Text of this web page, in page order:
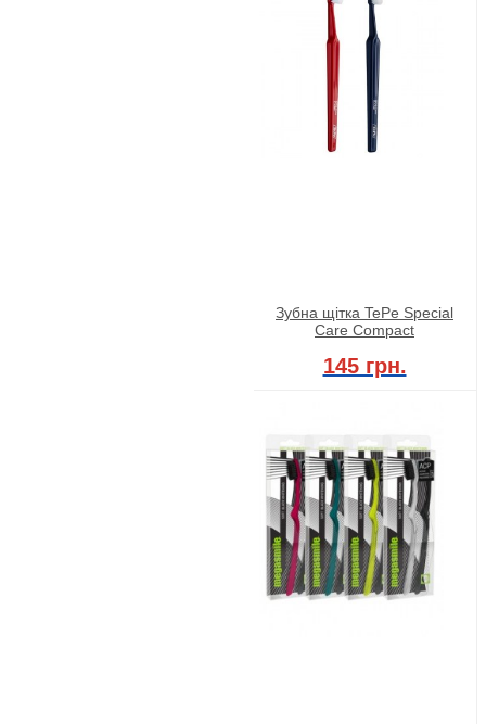
Зубна щітка TePe Special
Care Compact
145 грн.